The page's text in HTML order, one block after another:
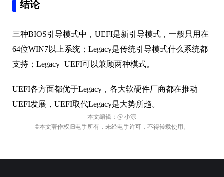
结论
三种BIOS引导模式中，UEFI是新引导模式，一般只用在
64位WIN7以上系统；Legacy是传统引导模式什么系统都
支持；Legacy+UEFI可以兼顾两种模式。
UEFI各方面都优于Legacy，各大软硬件厂商都在推动
UEFI发展，UEFI取代Legacy是大势所趋。
本文编辑： @ 小淙
©本文著作权归电手所有，未经电手许可，不得转载使用。